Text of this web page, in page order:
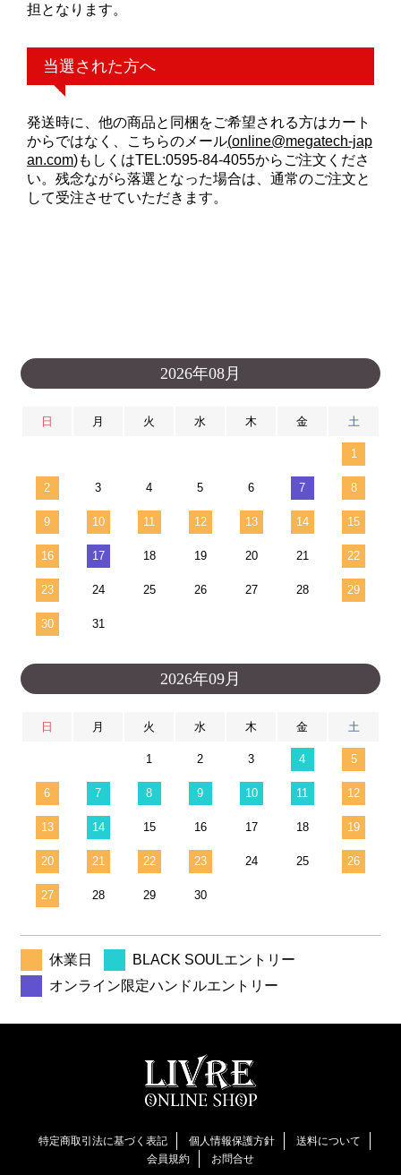
担となります。
当選された方へ
発送時に、他の商品と同梱をご希望される方はカート
からではなく、こちらのメール(online@megatech-jap
an.com)もしくはTEL:0595-84-4055からご注文くださ
い。残念ながら落選となった場合は、通常のご注文と
して受注させていただきます。
2026年08月
日 月 火 水 木 金 土
1
2 3 4 5 6 7 8
9 10 11 12 13 14 15
16 17 18 19 20 21 22
23 24 25 26 27 28 29
30 31
2026年09月
日 月 火 水 木 金 土
1 2 3 4 5
6 7 8 9 10 11 12
13 14 15 16 17 18 19
20 21 22 23 24 25 26
27 28 29 30
休業日
BLACK SOULエントリー
オンライン限定ハンドルエントリー
特定商取引法に基づく表記 個人情報保護方針
送料について
会員規約
お問合せ